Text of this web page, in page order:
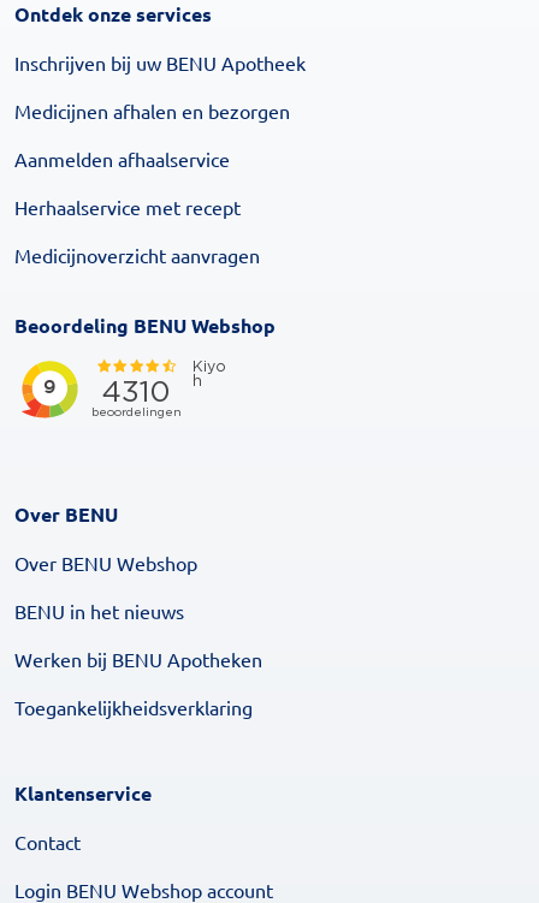
Ontdek onze services
Inschrijven bij uw BENU Apotheek
Medicijnen afhalen en bezorgen
Aanmelden afhaalservice
Herhaalservice met recept
Medicijnoverzicht aanvragen
Beoordeling BENU Webshop
Over BENU
Over BENU Webshop
BENU in het nieuws
Werken bij BENU Apotheken
Toegankelijkheidsverklaring
Klantenservice
Contact
Login BENU Webshop account